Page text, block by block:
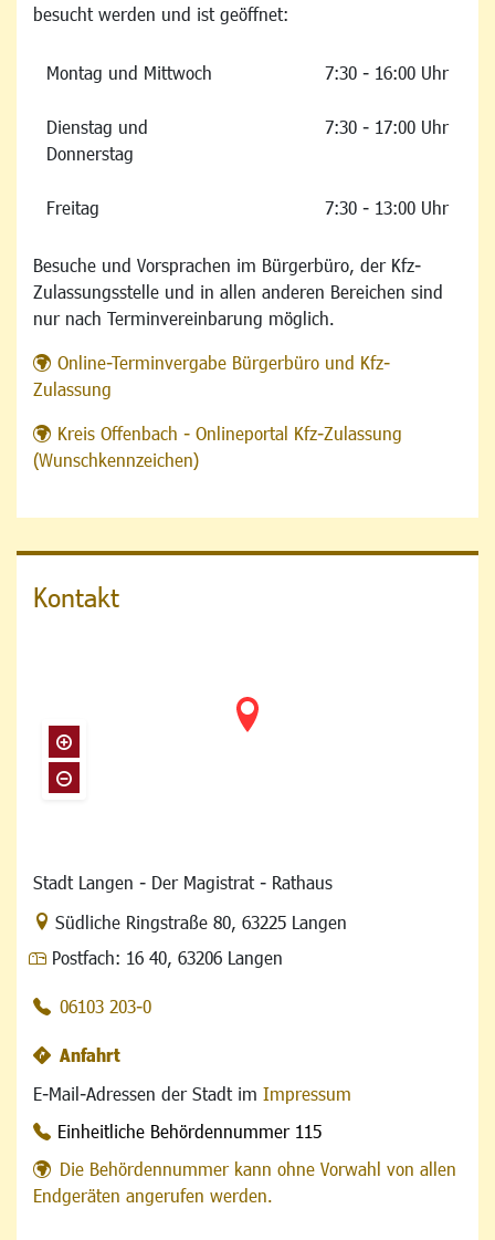
besucht werden und ist geöffnet:
Montag und Mittwoch 7:30 - 16:00 Uhr
Dienstag und
Donnerstag
7:30 - 17:00 Uhr
Freitag 7:30 - 13:00 Uhr
Besuche und Vorsprachen im Bürgerbüro, der Kfz-
Zulassungsstelle und in allen anderen Bereichen sind
nur nach Terminvereinbarung möglich.
Online-Terminvergabe Bürgerbüro und Kfz-
Zulassung
Kreis Offenbach - Onlineportal Kfz-Zulassung
(Wunschkennzeichen)
Kontakt
Stadt Langen - Der Magistrat - Rathaus
Link zur Google-Maps Navigation
Südliche Ringstraße 80, 63225 Langen
Postfach: 16 40, 63206 Langen
06103 203-0
Anfahrt
E-Mail-Adressen der Stadt im Impressum
Einheitliche Behördennummer 115
Die Behördennummer kann ohne Vorwahl von allen
Endgeräten angerufen werden.